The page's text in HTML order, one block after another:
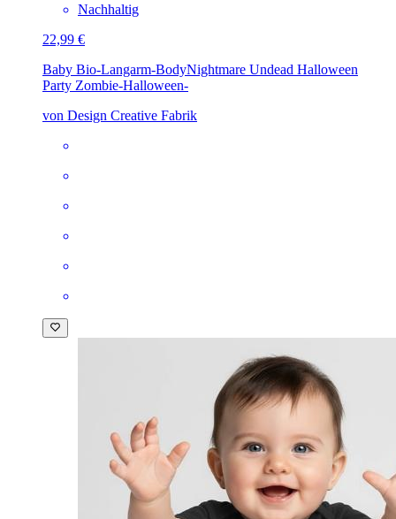
Nachhaltig
22,99 €
Baby Bio-Langarm-BodyNightmare Undead Halloween
Party Zombie-Halloween-
von Design Creative Fabrik